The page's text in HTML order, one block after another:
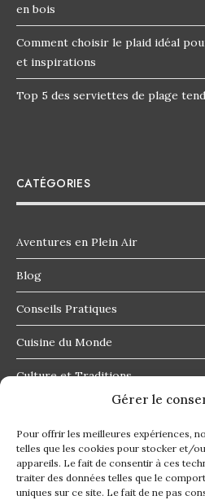
Gérer le
Pour offrir les meilleures expériences,
telles que les cookies pour stocker et/
appareils. Le fait de consentir à ces
traiter des données telles que le
uniques sur ce site. Le fait de ne pas
en bois
Comment choisir le plaid idéal
et inspirations
Top 5 des serviettes de plage
CATÉGORIES
Aventures en Plein Air
Blog
Conseils Pratiques
Cuisine du Monde
Culture et Traditions